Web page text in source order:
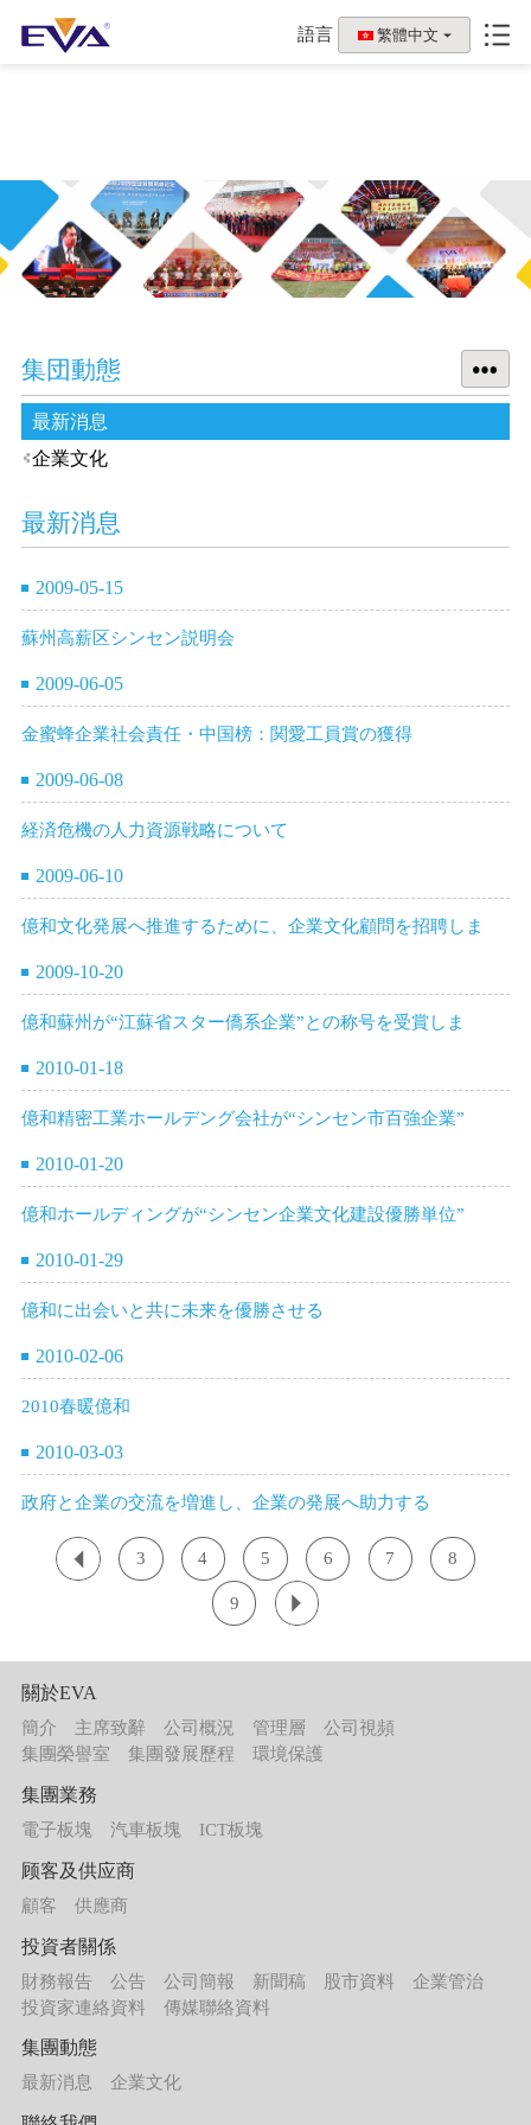
語言 繁體中文
集団動態
最新消息
企業文化
最新消息
2009-05-15
蘇州高薪区シンセン説明会
2009-06-05
金蜜蜂企業社会責任・中国榜：関愛工員賞の獲得
2009-06-08
経済危機の人力資源戦略について
2009-06-10
億和文化発展へ推進するために、企業文化顧問を招聘しま
2009-10-20
億和蘇州が“江蘇省スター僑系企業”との称号を受賞しま
2010-01-18
億和精密工業ホールデング会社が“シンセン市百強企業”
2010-01-20
億和ホールディングが“シンセン企業文化建設優勝単位”
2010-01-29
億和に出会いと共に未来を優勝させる
2010-02-06
2010春暖億和
2010-03-03
政府と企業の交流を増進し、企業の発展へ助力する
3 4 5 6 7 8
9
關於EVA
簡介 主席致辭 公司概況 管理層
公司視頻
集團榮譽室
集團發展歷程 環境保護
集團業務
電子板塊 汽車板塊 ICT板塊
顾客及供应商
顧客 供應商
投資者關係
財務報告 公告 公司簡報 新聞稿 股市資料
企業管治
投資家連絡資料
傳媒聯絡資料
集團動態
最新消息 企業文化